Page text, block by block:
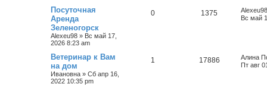
Посуточная
Аренда
Зеленогорск
Alexeu98 » Вс май 17,
2026 8:23 am
0 1375
Alexeu98
Вс май
Ветеринар к Вам
на дом
Ивановна » Сб апр 16,
2022 10:35 pm
1 17886
Алина
Пт авг